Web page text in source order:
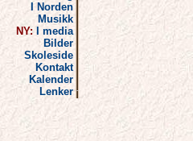
I Norden
Musikk
NY:
I media
Bilder
Skoleside
Kontakt
Kalender
Lenker